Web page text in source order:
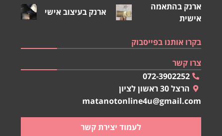
ארנק בהתאמה
אישית
ארנק בעיצוב אישי
בקרו אותנו בפייסבוק
צרו קשר
072-3902252
הרצל 30 ראשון לציון
matanotonline4u@gmail.com
לעמוד יצירת קשר